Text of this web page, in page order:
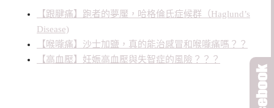
【跟腱痛】跑者的夢魘，哈格倫氏症候群（Haglund’s
Disease)
【喉嚨痛】沙士加鹽，真的能治感冒和喉嚨痛嗎？？
【高血壓】妊娠高血壓與失智症的風險？？？